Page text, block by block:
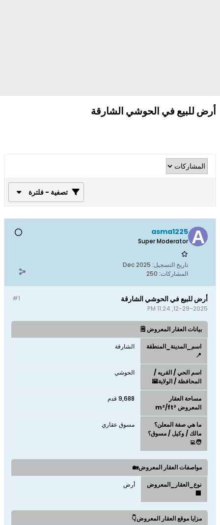
أرض للبيع في الحوشي الشارقة
تصفية - فلترة
asma1225
Super Moderator
تاريخ التسجيل: Dec 2025
المشاركات: 250
#1 أرض للبيع في الحوشي الشارقة
12-29-2025, 11:24 PM
بيانات العقار المعروض 🗒️
اسم_المدينة_المنطقة
📍
الشارقة
اسم الحي / القريه /
المحافظة / الولاية🌇
الحوشي
مساحة العقار
المعروض m²/ft²
9,688 قدم
ما هي صفة المعلن؟
مالك / وكيل / مسوق؟
🧑‍💻
مسوق عقاري
مواصفات العقار المعروض🏡
نوع_العقار_المعروض
🏢
أرض
مزايا موقع العقار المعروض👇